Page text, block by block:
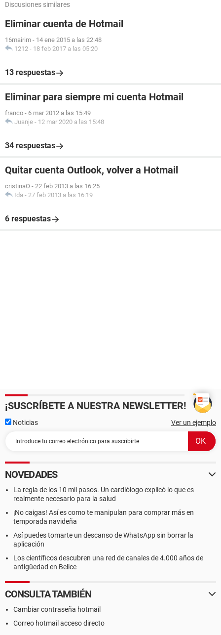
Discusiones similares
Eliminar cuenta de Hotmail
16mairim - 14 ene 2015 a las 22:48
1212 - 18 feb 2017 a las 05:20
13 respuestas
Eliminar para siempre mi cuenta Hotmail
franco - 6 mar 2012 a las 15:49
Juanje - 12 mar 2020 a las 15:48
34 respuestas
Quitar cuenta Outlook, volver a Hotmail
cristinaO - 22 feb 2013 a las 16:25
Ida - 27 feb 2013 a las 16:19
6 respuestas
¡SUSCRÍBETE A NUESTRA NEWSLETTER!
Noticias Ver un ejemplo
NOVEDADES
La regla de los 10 mil pasos. Un cardiólogo explicó lo que es
realmente necesario para la salud
¡No caigas! Así es como te manipulan para comprar más en
temporada navideña
Así puedes tomarte un descanso de WhatsApp sin borrar la
aplicación
Los científicos descubren una red de canales de 4.000 años de
antigüedad en Belice
CONSULTA TAMBIÉN
Cambiar contraseña hotmail
Correo hotmail acceso directo